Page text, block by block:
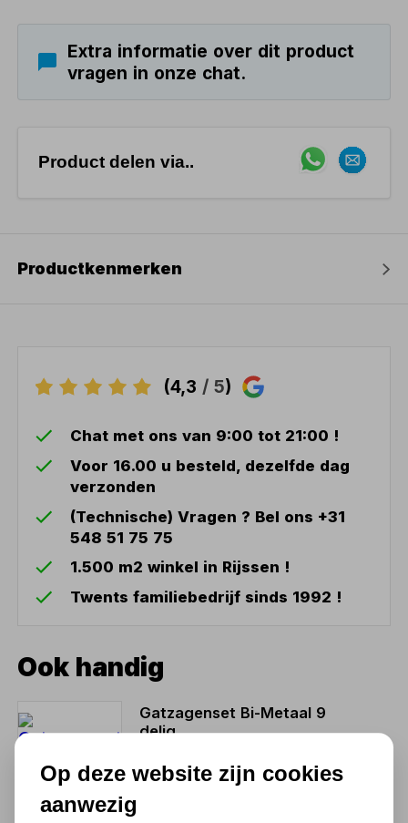
Extra informatie over dit product
vragen in onze chat.
Product delen via..
Productkenmerken
(4,3 / 5)
Chat met ons van 9:00 tot 21:00 !
Voor 16.00 u besteld, dezelfde dag
verzonden
(Technische) Vragen ? Bel ons +31
548 51 75 75
1.500 m2 winkel in Rijssen !
Twents familiebedrijf sinds 1992 !
Ook handig
Gatzagenset Bi-Metaal 9
delig
34,79
Op deze website zijn cookies
aanwezig